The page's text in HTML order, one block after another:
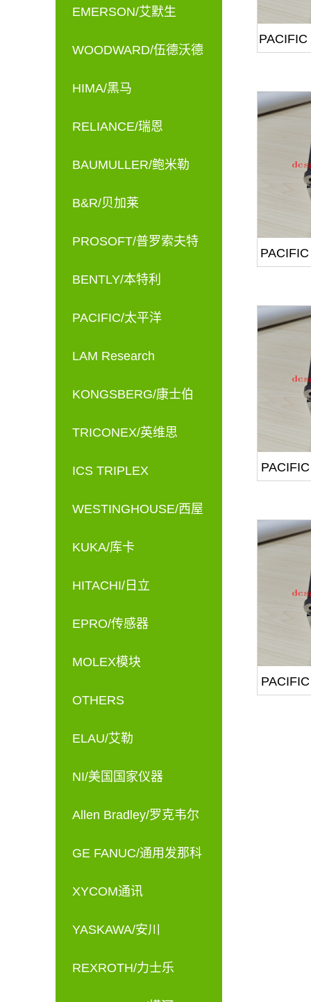
EMERSON/艾默生
WOODWARD/伍德沃德
HIMA/黑马
RELIANCE/瑞恩
BAUMULLER/鲍米勒
B&R/贝加莱
PROSOFT/普罗索夫特
BENTLY/本特利
PACIFIC/太平洋
LAM Research
KONGSBERG/康士伯
TRICONEX/英维思
ICS TRIPLEX
WESTINGHOUSE/西屋
KUKA/库卡
HITACHI/日立
EPRO/传感器
MOLEX模块
OTHERS
ELAU/艾勒
NI/美国国家仪器
Allen Bradley/罗克韦尔
GE FANUC/通用发那科
XYCOM通讯
YASKAWA/安川
REXROTH/力士乐